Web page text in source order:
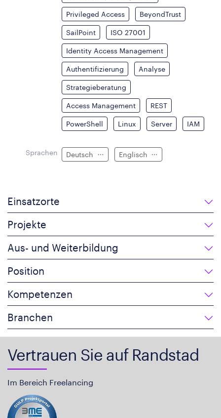
Privileged Access BeyondTrust
SailPoint ISO 27001
Identity Access Management
Authentifizierung Analyse
Strategieberatung
Access Management REST
PowerShell Linux Server IAM
Sprachen Deutsch Englisch
Einsatzorte
Projekte
Aus- und Weiterbildung
Position
Kompetenzen
Branchen
Vertrauen Sie auf Randstad
Im Bereich Freelancing